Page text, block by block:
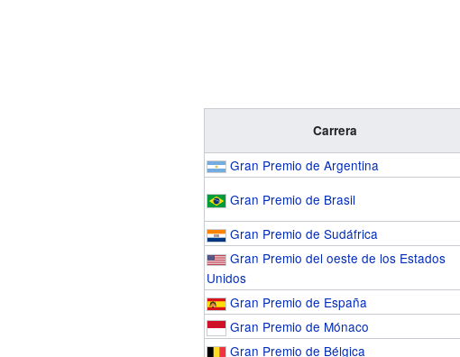
Carrera
Gran Premio de Argentina
Gran Premio de Brasil
Gran Premio de Sudáfrica
Gran Premio del oeste de los Estados
Unidos
Gran Premio de España
Gran Premio de Mónaco
Gran Premio de Bélgica